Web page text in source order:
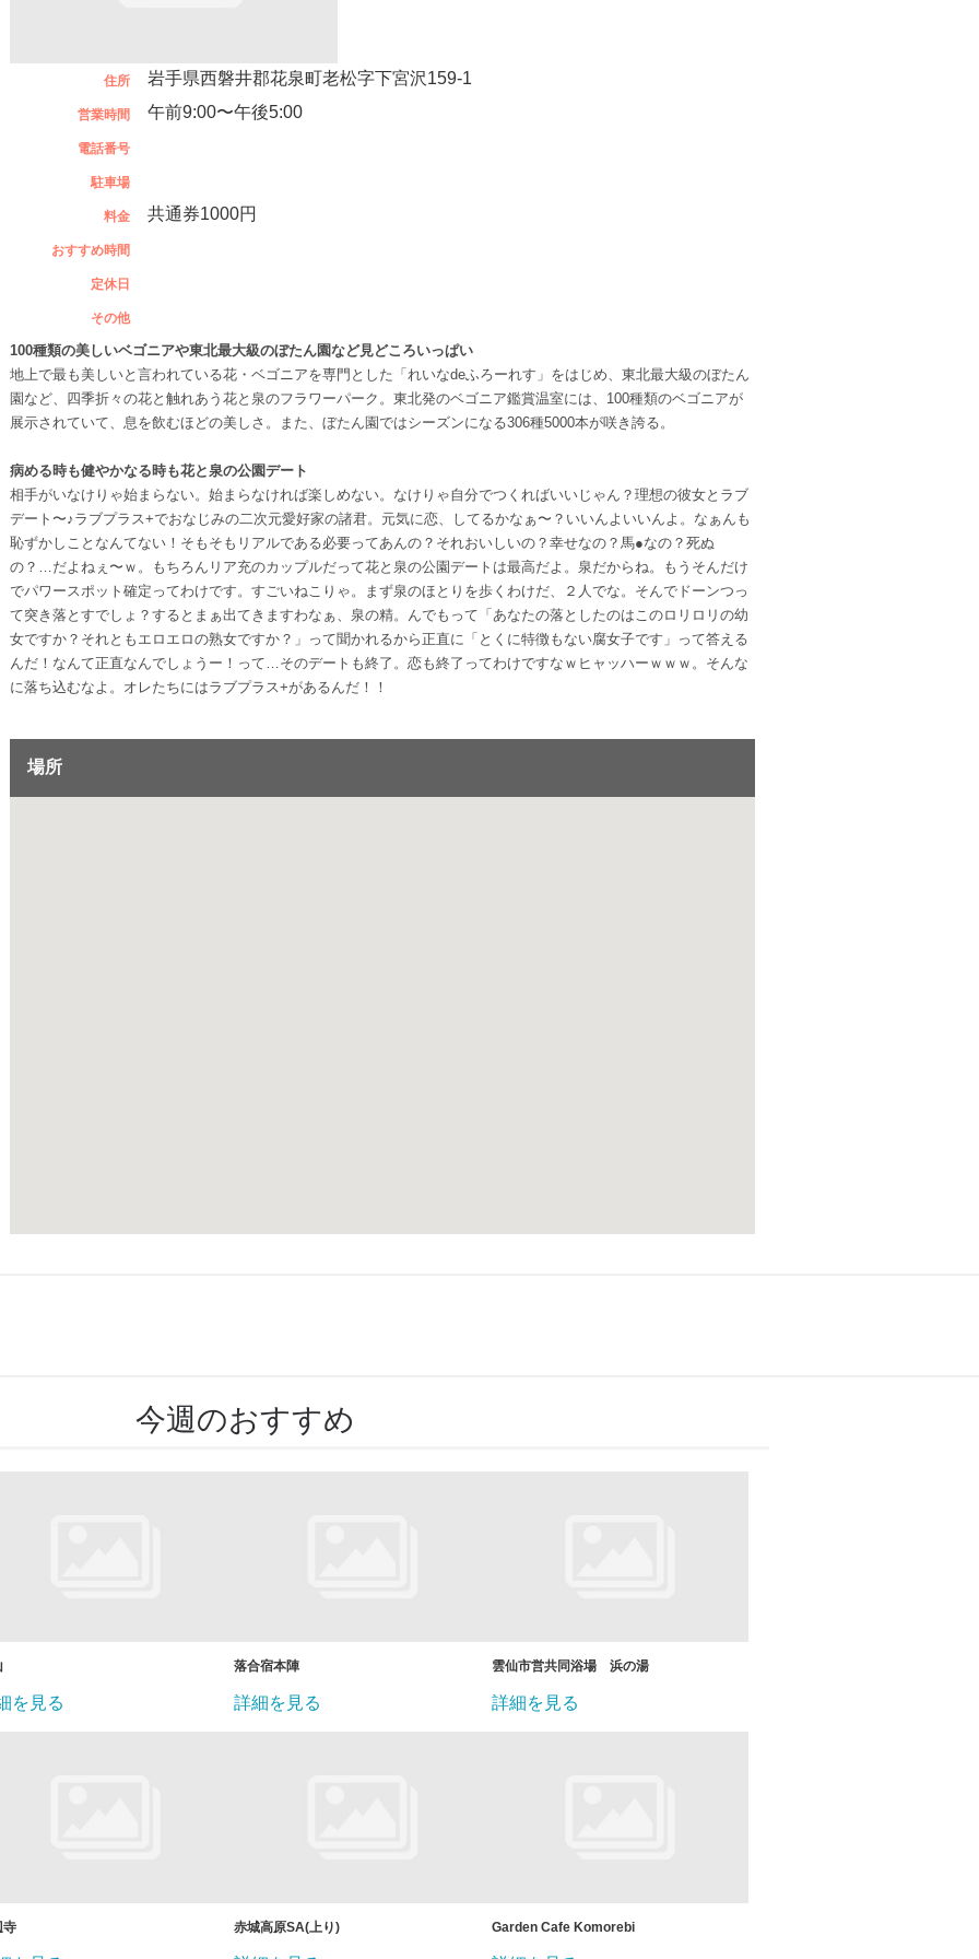
住所 岩手県西磐井郡花泉町老松字下宮沢159-1
営業時間 午前9:00〜午後5:00
電話番号
駐車場
料金 共通券1000円
おすすめ時間
定休日
その他
100種類の美しいベゴニアや東北最大級のぼたん園など見どころいっぱい
地上で最も美しいと言われている花・ベゴニアを専門とした「れいなdeふろーれす」をはじめ、東北最大級のぼたん
園など、四季折々の花と触れあう花と泉のフラワーパーク。東北発のベゴニア鑑賞温室には、100種類のベゴニアが
展示されていて、息を飲むほどの美しさ。また、ぼたん園ではシーズンになる306種5000本が咲き誇る。
病める時も健やかなる時も花と泉の公園デート
相手がいなけりゃ始まらない。始まらなければ楽しめない。なけりゃ自分でつくればいいじゃん？理想の彼女とラブ
デート〜♪ラブプラス+でおなじみの二次元愛好家の諸君。元気に恋、してるかなぁ〜？いいんよいいんよ。なぁんも
恥ずかしことなんてない！そもそもリアルである必要ってあんの？それおいしいの？幸せなの？馬●なの？死ぬ
の？…だよねぇ〜ｗ。もちろんリア充のカップルだって花と泉の公園デートは最高だよ。泉だからね。もうそんだけ
でパワースポット確定ってわけです。すごいねこりゃ。まず泉のほとりを歩くわけだ、２人でな。そんでドーンつっ
て突き落とすでしょ？するとまぁ出てきますわなぁ、泉の精。んでもって「あなたの落としたのはこのロリロリの幼
女ですか？それともエロエロの熟女ですか？」って聞かれるから正直に「とくに特徴もない腐女子です」って答える
んだ！なんて正直なんでしょうー！って…そのデートも終了。恋も終了ってわけですなｗヒャッハーｗｗｗ。そんな
に落ち込むなよ。オレたちにはラブプラス+があるんだ！！
場所
今週のおすすめ
を見る
落合宿本陣
詳細を見る
雲仙市営共同浴場 浜の湯
詳細を見る
寺 赤城高原SA(上り) Garden Cafe Komorebi